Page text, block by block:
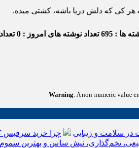
دلش دریا باشه، کشتی میده.
ها : 695 تعداد نوشته های امروز : 0
Warning: A non-numeric value
سلامت و زیبایی چرا خرید سرفیس
تخم‌گذاری، نیش ساس و بهترین